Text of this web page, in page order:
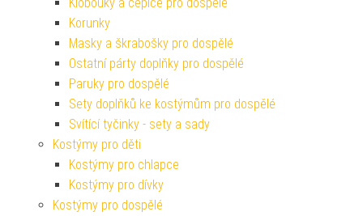
Korunky
Masky a škrabošky pro dospělé
Ostatní párty doplňky pro dospělé
Paruky pro dospělé
Sety doplňků ke kostýmům pro dospělé
Svítící tyčinky - sety a sady
Kostýmy pro děti
Kostýmy pro chlapce
Kostýmy pro dívky
Kostýmy pro dospělé